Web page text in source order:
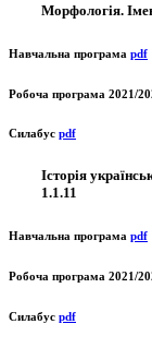
Морфологія.
Навчальна програма pdf
Робоча програма 2021/
Силабус pdf
Історія
1.1.11
Навчальна програма pdf
Робоча програма 2021/
Силабус pdf